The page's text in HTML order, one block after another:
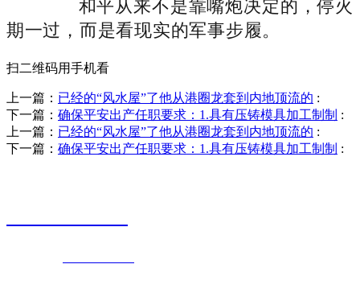
和平从来不是靠嘴炮决定的，停火
期一过，而是看现实的军事步履。
扫二维码用手机看
上一篇： 已经的“风水屋”了他从港圈龙套到内地顶流的 :
下一篇： 确保平安出产任职要求：1.具有压铸模具加工制制 :
上一篇： 已经的“风水屋”了他从港圈龙套到内地顶流的 :
下一篇： 确保平安出产任职要求：1.具有压铸模具加工制制 :